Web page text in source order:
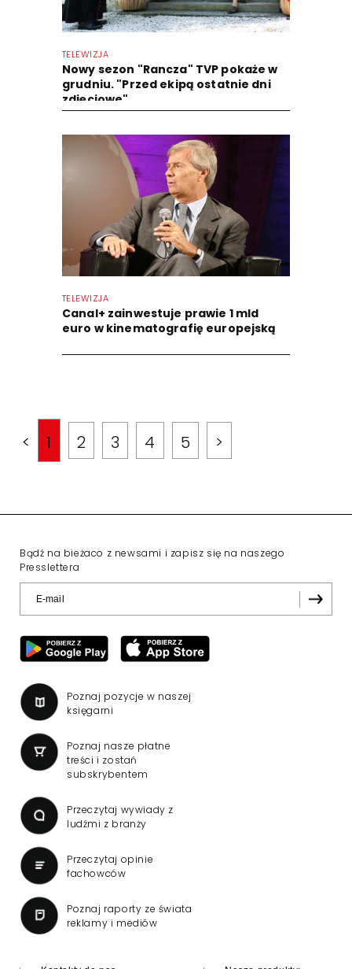
TELEWIZJA
Nowy sezon "Rancza" TVP pokaże w
grudniu. "Przed ekipą ostatnie dni
zdjęciowe"
TELEWIZJA
Canal+ zainwestuje prawie 1 mld
euro w kinematografię europejską
< 1 2 3 4 5 >
Bądź na bieżaco z newsami i zapisz się na naszego
Presslettera
Poznaj pozycje w naszej
księgarni
Poznaj nasze płatne
treści i zostań
subskrybentem
Przeczytaj wywiady z
ludźmi z branży
Przeczytaj opinie
fachowców
Poznaj raporty ze świata
reklamy i mediów